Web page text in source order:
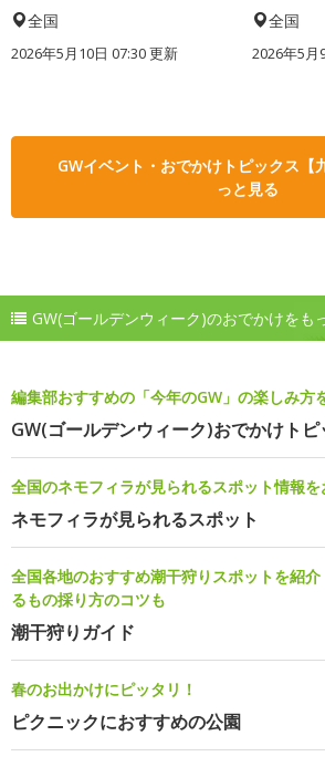
全国
2026年5月10日 07:30 更新
全国
2026年5月
GWイベント・おでかけトピックス【
っと見る
GW(ゴールデンウィーク)のおでかけをも
編集部おすすめの「今年のGW」の楽しみ方
GW(ゴールデンウィーク)おでかけトピ
全国のネモフィラが見られるスポット情報
ネモフィラが見られるスポット
全国各地のおすすめ潮干狩りスポットを紹
るもの採り方のコツも
潮干狩りガイド
春のお出かけにピッタリ！
ピクニックにおすすめの公園